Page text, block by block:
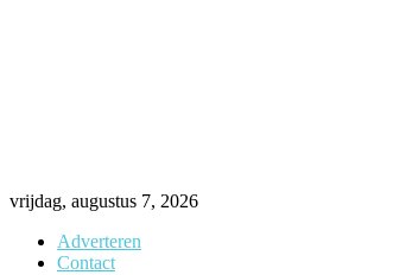
vrijdag, augustus 7, 2026
Adverteren
Contact